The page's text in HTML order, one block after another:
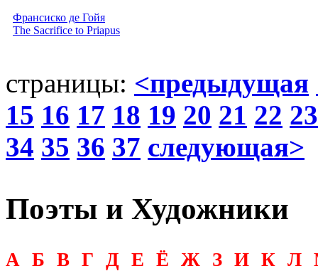
Франсиско де Гойя
The Sacrifice to Priapus
страницы: <предыдущая
15 16 17 18 19 20 21 22 23
34 35 36 37 следующая>
Поэты и Художники
А Б В Г Д Е Ё Ж З И К Л